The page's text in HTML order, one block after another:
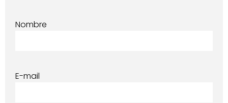
Nombre
E-mail